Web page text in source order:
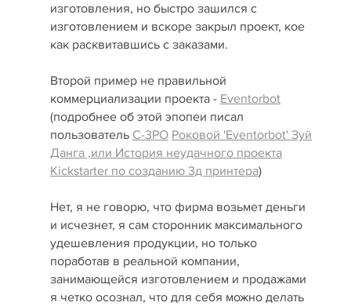
изготовления, но быстро зашился с
изготовлением и вскоре закрыл проект, кое
как расквитавшись с заказами.
Второй пример не правильной
коммерциализации проекта - Eventorbot
(подробнее об этой эпопеи писал
пользователь C-3PO Роковой 'Eventorbot' Зуй
Данга ,или История неудачного проекта
Kickstarter по созданию 3д принтера)
Нет, я не говорю, что фирма возьмет деньги
и исчезнет, я сам сторонник максимального
удешевления продукции, но только
поработав в реальной компании,
занимающейся изготовлением и продажами
я четко осознал, что для себя можно делать